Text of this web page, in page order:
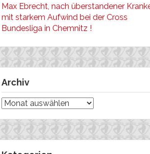
Max Ebrecht, nach überstandener
mit starkem Aufwind bei der Cross
Bundesliga in Chemnitz !
Archiv
Archiv